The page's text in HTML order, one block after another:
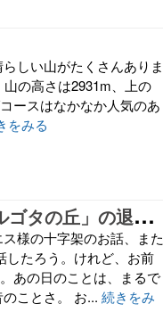
しい山がたくさんありま
の高さは2931m、上の
ースはなかなか人気のあ
をみる
「
あのイエス様のお話をして頂戴」（「ゴルゴタの丘」の退役兵士が孫娘に語るイエス様のお話）
様の十字架のお話、また
たろう。けれど、お前
あの日のことは、まるで
ことさ。 お... 続きをみ